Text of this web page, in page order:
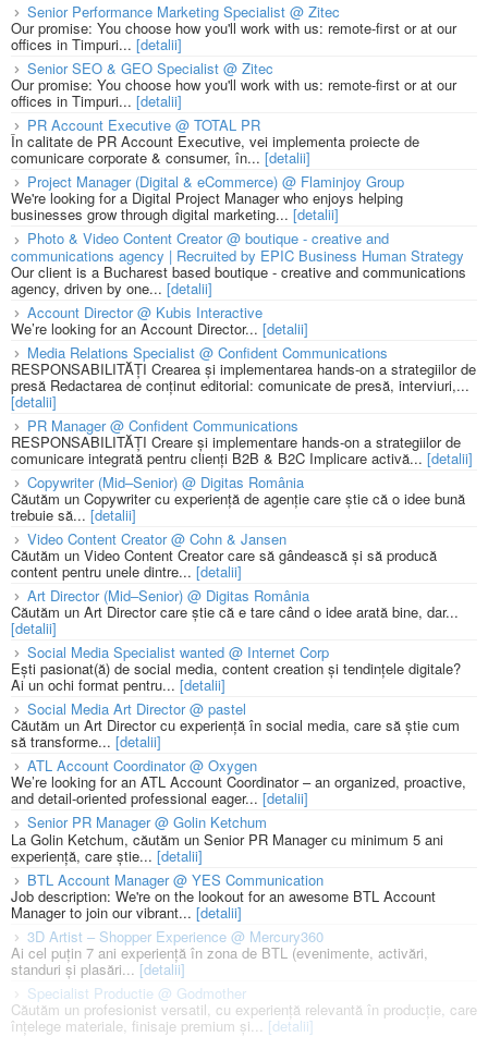
Senior Performance Marketing Specialist @ Zitec
Our promise: You choose how you'll work with us: remote-first or at our
offices in Timpuri... [detalii]
Senior SEO & GEO Specialist @ Zitec
Our promise: You choose how you'll work with us: remote-first or at our
offices in Timpuri... [detalii]
PR Account Executive @ TOTAL PR
În calitate de PR Account Executive, vei implementa proiecte de
comunicare corporate & consumer, în... [detalii]
Project Manager (Digital & eCommerce) @ Flaminjoy Group
We're looking for a Digital Project Manager who enjoys helping
businesses grow through digital marketing... [detalii]
Photo & Video Content Creator @ boutique - creative and
communications agency | Recruited by EPIC Business Human Strategy
Our client is a Bucharest based boutique - creative and communications
agency, driven by one... [detalii]
Account Director @ Kubis Interactive
We’re looking for an Account Director... [detalii]
Media Relations Specialist @ Confident Communications
RESPONSABILITĂȚI Crearea și implementarea hands-on a strategiilor de
presă Redactarea de conținut editorial: comunicate de presă, interviuri,...
[detalii]
PR Manager @ Confident Communications
RESPONSABILITĂȚI Creare și implementare hands-on a strategiilor de
comunicare integrată pentru clienți B2B & B2C Implicare activă... [detalii]
Copywriter (Mid–Senior) @ Digitas România
Căutăm un Copywriter cu experiență de agenție care știe că o idee bună
trebuie să... [detalii]
Video Content Creator @ Cohn & Jansen
Căutăm un Video Content Creator care să gândească și să producă
content pentru unele dintre... [detalii]
Art Director (Mid–Senior) @ Digitas România
Căutăm un Art Director care știe că e tare când o idee arată bine, dar...
[detalii]
Social Media Specialist wanted @ Internet Corp
Ești pasionat(ă) de social media, content creation și tendințele digitale?
Ai un ochi format pentru... [detalii]
Social Media Art Director @ pastel
Căutăm un Art Director cu experiență în social media, care să știe cum
să transforme... [detalii]
ATL Account Coordinator @ Oxygen
We’re looking for an ATL Account Coordinator – an organized, proactive,
and detail-oriented professional eager... [detalii]
Senior PR Manager @ Golin Ketchum
La Golin Ketchum, căutăm un Senior PR Manager cu minimum 5 ani
experiență, care știe... [detalii]
BTL Account Manager @ YES Communication
Job description: We're on the lookout for an awesome BTL Account
Manager to join our vibrant... [detalii]
3D Artist – Shopper Experience @ Mercury360
Ai cel puțin 7 ani experiență în zona de BTL (evenimente, activări,
standuri și plasări...[detalii]
Specialist Productie @ Godmother
Căutăm un profesionist versatil, cu experiență relevantă în producție, care
înțelege materiale, finisaje premium și... [detalii]